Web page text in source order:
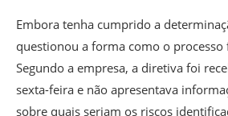
Embora tenha cumprido a
questionou a forma como o processo
Segundo a empresa, a diretiva foi
sexta-feira e não apresentava
sobre quais seriam os riscos